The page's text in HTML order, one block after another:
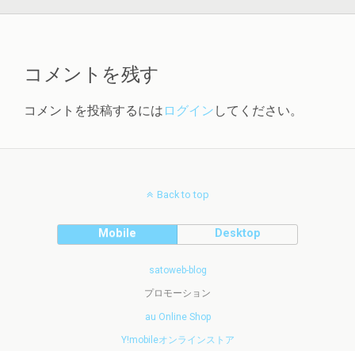
コメントを残す
コメントを投稿するには ログイン してください。
Back to top
Mobile Desktop
satoweb-blog
プロモーション
au Online Shop
Y!mobileオンラインストア